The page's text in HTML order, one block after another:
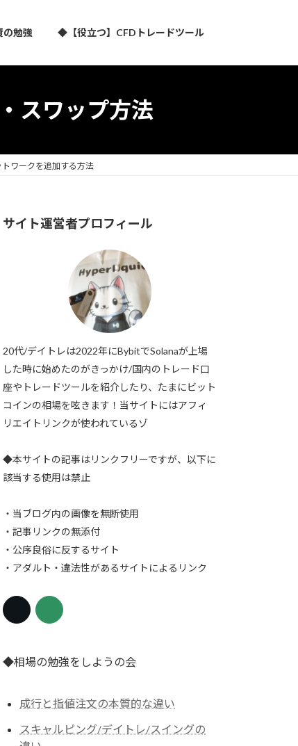
勉強 ◆【役立つ】CFDトレードツール
スワップ方法
ワークを追加する方法
サイト運営者プロフィール
20代/デイトレは2022年にBybitでSolanaが上場
した時に始めたのがきっかけ/国内のトレード口
座やトレードツールを紹介したり、たまにビット
コインの相場を呟きます！当サイトにはアフィ
リエイトリンクが使われているゾ
◆本サイトの記事はリンクフリーですが、以下に
該当する使用は禁止
・当ブログ内の画像を無断使用
・記事リンクの無添付
・公序良俗に反するサイト
・アダルト・違法性があるサイトによるリンク
◆相場の勉強をしようの会
成行と指値注文の本質的な違い
スキャルピング/デイトレ/スイングの